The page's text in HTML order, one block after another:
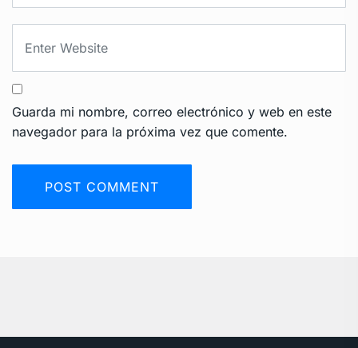
Guarda mi nombre, correo electrónico y web en este
navegador para la próxima vez que comente.